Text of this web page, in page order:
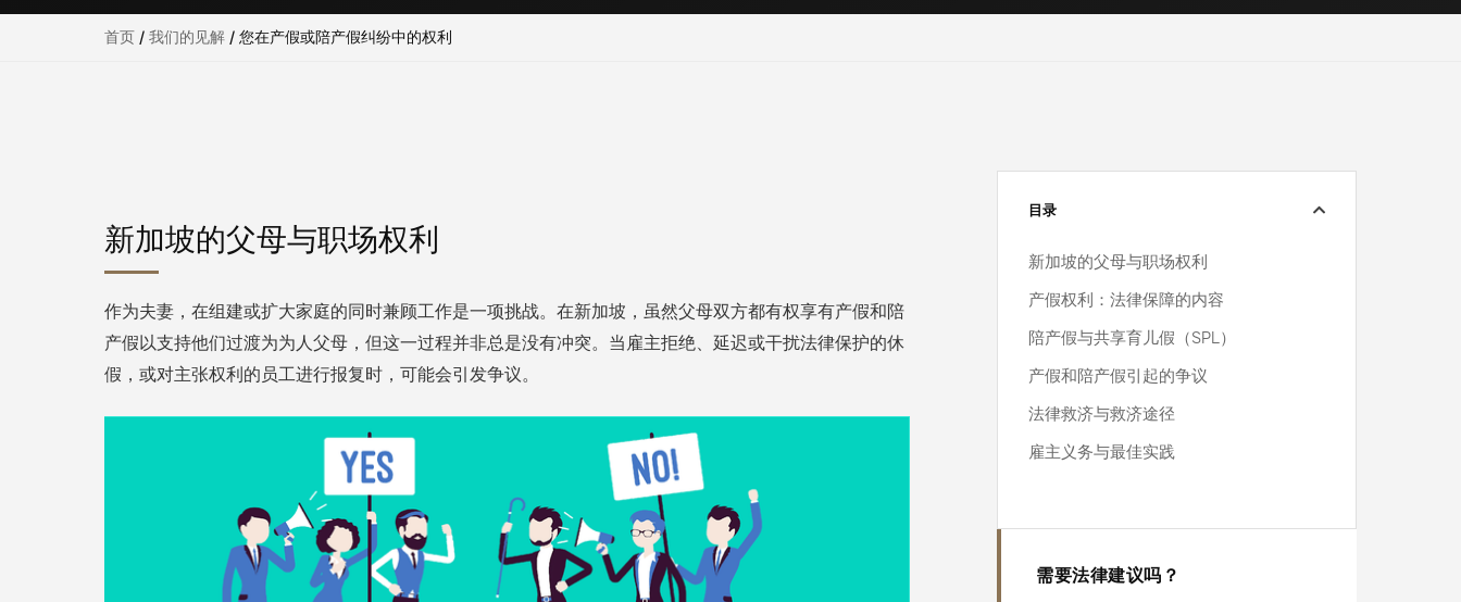
首页 / 我们的见解 / 您在产假或陪产假纠纷中的权利
新加坡的父母与职场权利
作为夫妻，在组建或扩大家庭的同时兼顾工作是一项挑战。在新加坡，虽然父母双方都有权享有产假和陪
产假以支持他们过渡为为人父母，但这一过程并非总是没有冲突。当雇主拒绝、延迟或干扰法律保护的休
假，或对主张权利的员工进行报复时，可能会引发争议。
目录
新加坡的父母与职场权利
产假权利：法律保障的内容
陪产假与共享育儿假（SPL）
产假和陪产假引起的争议
法律救济与救济途径
雇主义务与最佳实践
需要法律建议吗？